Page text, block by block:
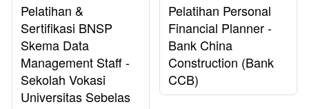
Pelatihan &
Sertifikasi BNSP
Skema Data
Management Staff -
Sekolah Vokasi
Universitas Sebelas
Pelatihan Personal
Financial Planner -
Bank China
Construction (Bank
CCB)